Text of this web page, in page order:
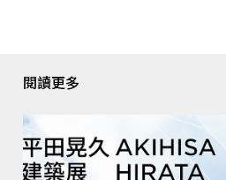
閱讀更多